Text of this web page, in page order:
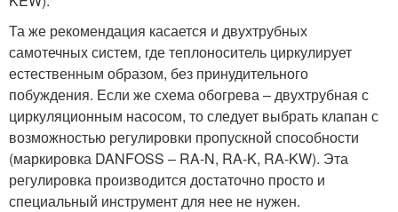
Та же рекомендация касается и двухтрубных
самотечных систем, где теплоноситель циркулирует
естественным образом, без принудительного
побуждения. Если же схема обогрева – двухтрубная с
циркуляционным насосом, то следует выбрать клапан с
возможностью регулировки пропускной способности
(маркировка DANFOSS – RA-N, RA-K, RA-KW). Эта
регулировка производится достаточно просто и
специальный инструмент для нее не нужен.